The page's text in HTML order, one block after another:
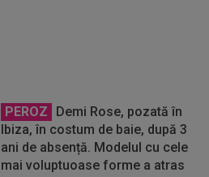
PEROZ
Demi Rose, pozată în
Ibiza, în costum de baie, după 3
ani de absență. Modelul cu cele
mai voluptuoase forme a atras